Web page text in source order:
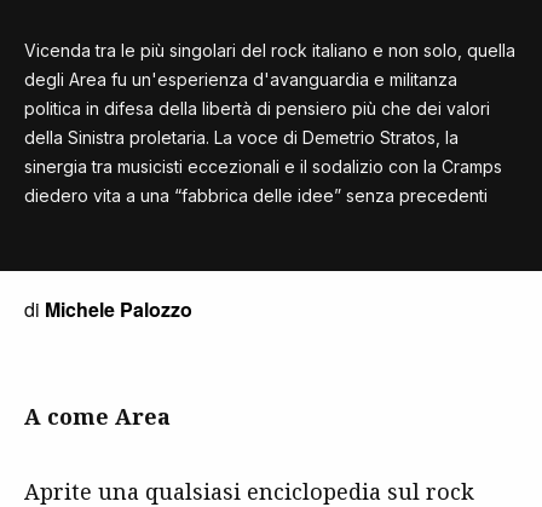
Vicenda tra le più singolari del rock italiano e non solo, quella
degli Area fu un'esperienza d'avanguardia e militanza
politica in difesa della libertà di pensiero più che dei valori
della Sinistra proletaria. La voce di Demetrio Stratos, la
sinergia tra musicisti eccezionali e il sodalizio con la Cramps
diedero vita a una “fabbrica delle idee” senza precedenti
di Michele Palozzo
A come Area
Aprite una qualsiasi enciclopedia sul rock